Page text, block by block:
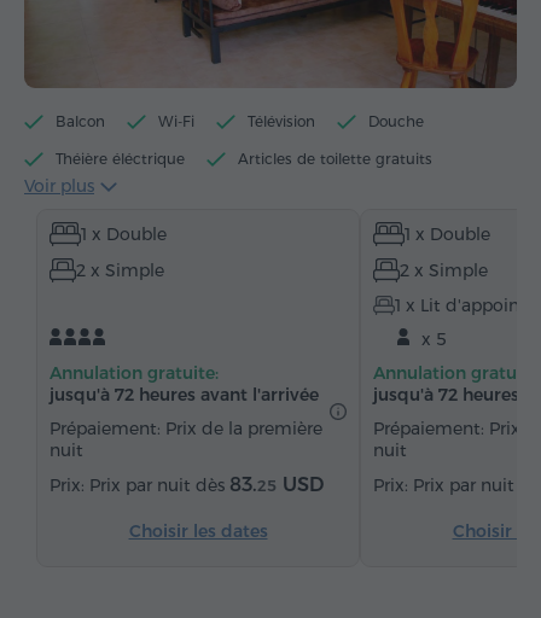
Balcon Wi-Fi Télévision Douche
Théière éléctrique Articles de toilette gratuits
Serviettes
Chauffage Salle à manger
Table à manger Chaise
Coin cuisine
Réfrigérateur Thé/Café
Fer à repasser avec planche (sur demande)
Voir plus
1 x Double
2 x Simple
Annulation gratuite:
jusqu'à 72 heures avant l'arrivée
Prépaiement: Prix de la première
nuit
Prix par nuit dès 83.25 USD
Choisir les dates
1 x Double
2 x Simple
1 x Lit d'appoint
x 5
Annulation gratuite:
jusqu'à 72 heures
Prépaiement: Prix
nuit
Prix par nuit
Choisir